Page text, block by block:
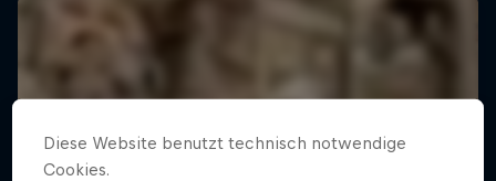
Diese Website benutzt technisch notwendige
Cookies.